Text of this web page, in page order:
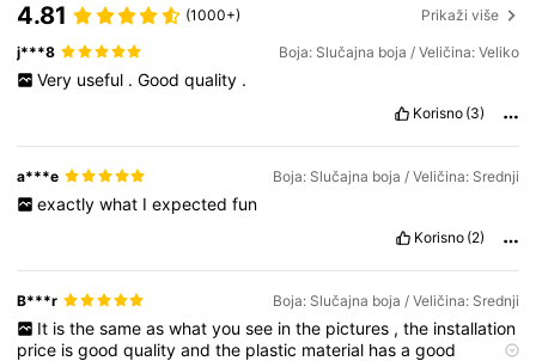
4.81 (1000+) Prikaži više
j***8 Boja: Slučajna boja / Veličina: Veliko
Very useful . Good quality .
Korisno (3)
a***e Boja: Slučajna boja / Veličina: Srednji
exactly what I expected fun
Korisno (2)
B***r Boja: Slučajna boja / Veličina: Srednji
It is the same as what you see in the pictures , the installation
price isgoodqualityandthe plastic material hasagood